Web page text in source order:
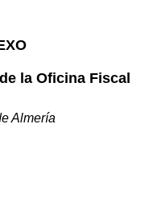
la Oficina Fiscal
Almería